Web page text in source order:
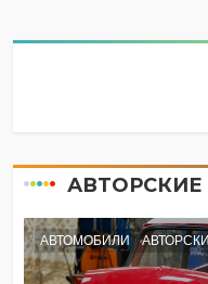
АВТОМОБИЛИ